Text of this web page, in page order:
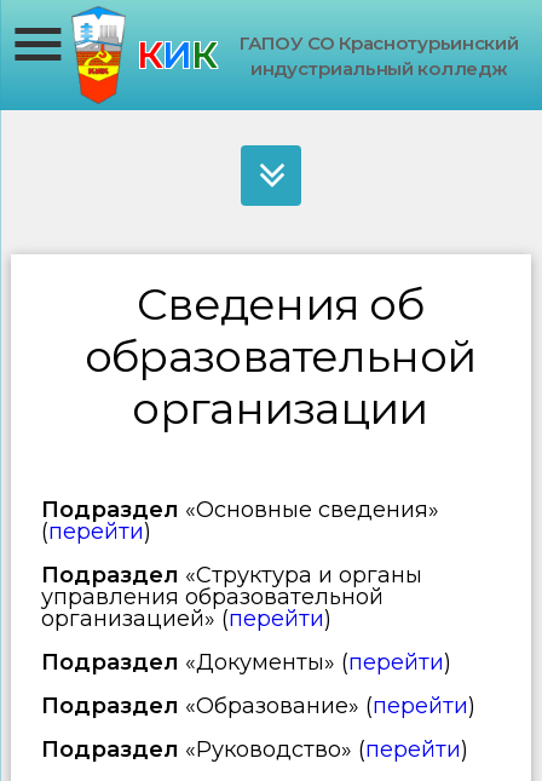
КИК
ГАПОУ СО Краснотурьинский
индустриальный колледж
Сведения об
образовательной
организации
Подраздел «Основные сведения»
(перейти)
Подраздел «Структура и органы
управления образовательной
организацией» (перейти)
Подраздел «Документы» (перейти)
Подраздел «Образование» (перейти)
Подраздел «Руководство» (перейти)